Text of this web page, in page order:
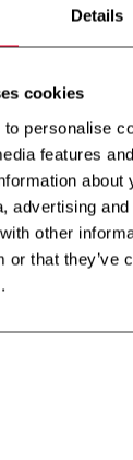
Details
cookies
personalise
features
about
advertising
other
or that they’ve
DK